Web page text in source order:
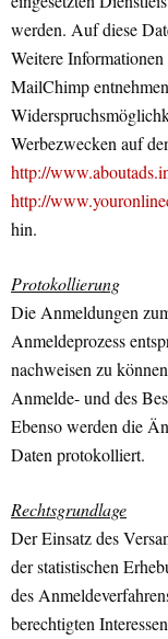
werden. Auf diese
Weitere
MailChimp
Werbezwecken auf
http://
http://
hin.
Protokollierung
Die Anmeldungen
Anmeldeprozess
nachweisen zu
Anmelde- und des
Ebenso werden die
Daten protokolliert.
Rechtsgrundlage
Der Einsatz des
der statistischen
des
berechtigten